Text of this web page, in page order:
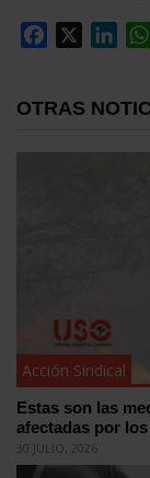
Facebook
OTRAS
Acción Sindical
Estas son las
afectadas por
30 JULIO, 2026